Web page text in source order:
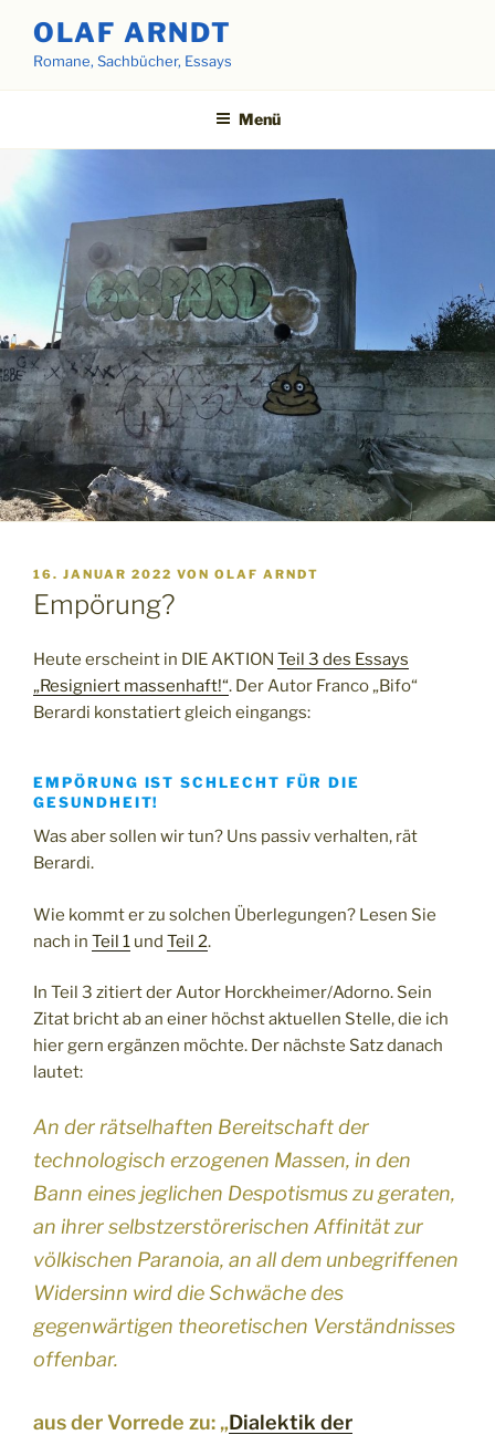
Inhalt
springen
OLAF ARNDT
Romane, Sachbücher, Essays
Menü
VERÖFFENTLICHT
AM
16. JANUAR 2022 VON OLAF ARNDT
Empörung?
Heute erscheint in DIE AKTION Teil 3 des Essays
„Resigniert massenhaft!“. Der Autor Franco „Bifo“
Berardi konstatiert gleich eingangs:
EMPÖRUNG IST SCHLECHT FÜR DIE
GESUNDHEIT!
Was aber sollen wir tun? Uns passiv verhalten, rät
Berardi.
Wie kommt er zu solchen Überlegungen? Lesen Sie
nach in Teil 1 und Teil 2.
In Teil 3 zitiert der Autor Horckheimer/Adorno. Sein
Zitat bricht ab an einer höchst aktuellen Stelle, die ich
hier gern ergänzen möchte. Der nächste Satz danach
lautet:
An der rätselhaften Bereitschaft der
technologisch erzogenen Massen, in den
Bann eines jeglichen Despotismus zu geraten,
an ihrer selbstzerstörerischen Affinität zur
völkischen Paranoia, an all dem unbegriffenen
Widersinn wird die Schwäche des
gegenwärtigen theoretischen Verständnisses
offenbar.
aus der Vorrede zu: „Dialektik der